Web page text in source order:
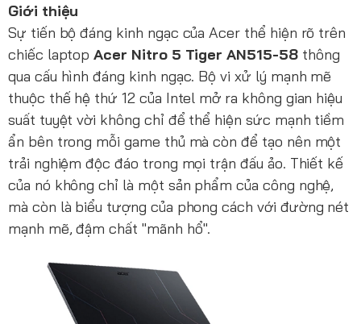
Giới thiệu
Sự tiến bộ đáng kinh ngạc của Acer thể hiện rõ trên
chiếc laptopAcer Nitro 5 Tiger AN515-58thông
qua cấu hình đáng kinh ngạc. Bộ vi xử lý mạnh mẽ
thuộc thế hệ thứ 12 của Intel mở ra không gian hiệu
suất tuyệt vời không chỉ để thể hiện sức mạnh tiềm
ẩn bên trong mỗi game thủ mà còn để tạo nên một
trải nghiệm độc đáo trong mọi trận đấu ảo. Thiết kế
của nó không chỉ là một sản phẩm của công nghệ,
mà còn là biểu tượng của phong cách với đường nét
mạnh mẽ, đậm chất "mãnh hổ".